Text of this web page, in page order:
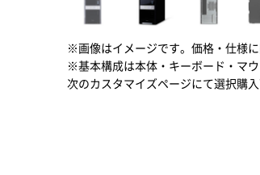
※画像はイメージです。価格・仕様
※基本構成は本体・キーボード・マ
次のカスタマイズページにて選択購入